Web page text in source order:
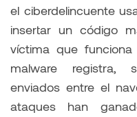
el ciberdelincuente
insertar un código
víctima que
malware registra,
enviados entre el
ataques han